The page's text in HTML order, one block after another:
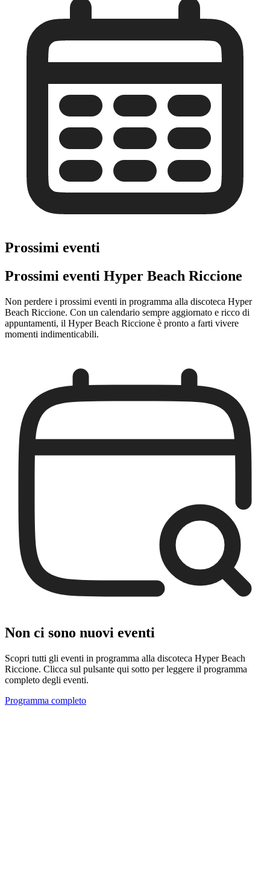
Prossimi eventi
Prossimi eventi Hyper Beach Riccione
Non perdere i prossimi eventi in programma alla discoteca Hyper
Beach Riccione. Con un calendario sempre aggiornato e ricco di
appuntamenti, il Hyper Beach Riccione è pronto a farti vivere
momenti indimenticabili.
Non ci sono nuovi eventi
Scopri tutti gli eventi in programma alla discoteca Hyper Beach
Riccione. Clicca sul pulsante qui sotto per leggere il programma
completo degli eventi.
Programma completo